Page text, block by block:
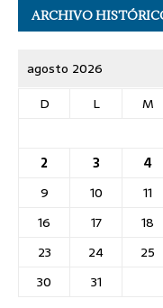
ARCHIVO
agosto 2026
D
L M
2
3 4
9
10 11
16
17 18
23
24 25
30
31